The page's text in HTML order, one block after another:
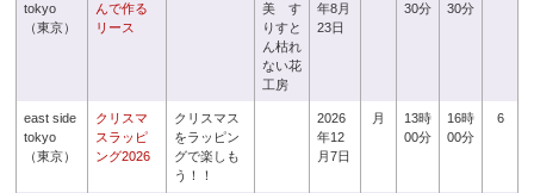
tokyo
（東京）
んで作る
リース
美 す
りすと
ん枯れ
ない花
工房
年8月
23日
30分
30分
east side
tokyo
（東京）
クリスマ
スラッピ
ング2026
クリスマス
をラッピン
グで楽しも
う！！
2026
年12
月7日
月
13時
00分
16時
00分
6